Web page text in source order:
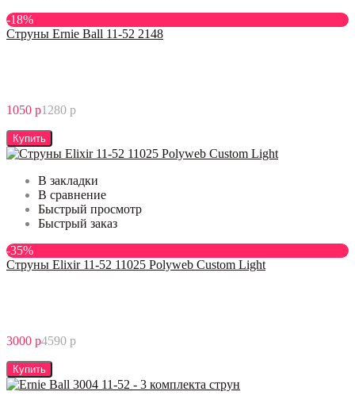
-18%
Струны Ernie Ball 11-52 2148
1050 р1280 р
Купить
В закладки
В сравнение
Быстрый просмотр
Быстрый заказ
-35%
Струны Elixir 11-52 11025 Polyweb Custom Light
3000 р4590 р
Купить